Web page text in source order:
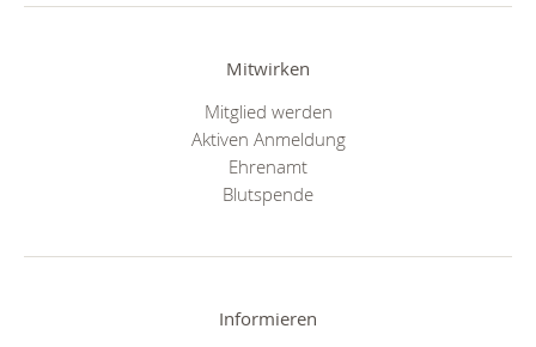
Mitwirken
Mitglied werden
Aktiven Anmeldung
Ehrenamt
Blutspende
Informieren